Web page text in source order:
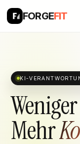
FORGEFIT
KI-
Mehr